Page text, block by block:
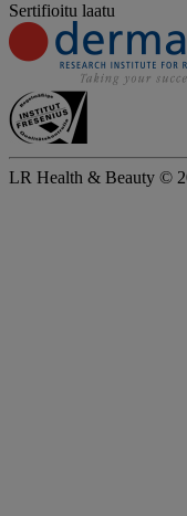
Sertifioitu laatu
LR Health & Beauty ©